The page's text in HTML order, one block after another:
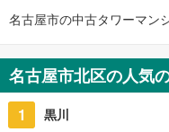
名古屋市の中古タワーマン
名古屋市北区の人気
1 黒川